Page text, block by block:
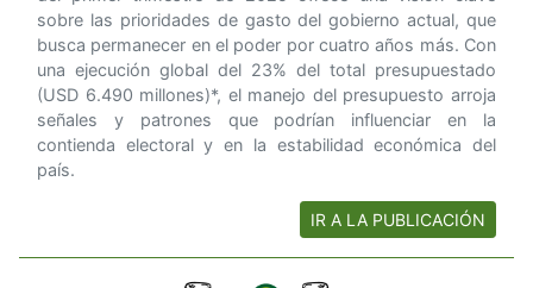
sobre las prioridades de gasto del gobierno actual, que
busca permanecer en el poder por cuatro años más. Con
una ejecución global del 23% del total presupuestado
(USD 6.490 millones)*, el manejo del presupuesto arroja
señales y patrones que podrían influenciar en la
contienda electoral y en la estabilidad económica del
país.
IR A LA PUBLICACIÓN